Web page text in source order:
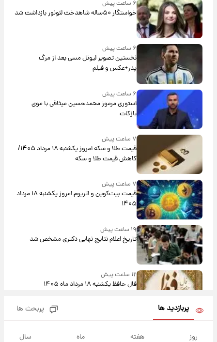
۶ ساعت پیش
خواستگار ۵۰ساله شاهدخت لئونور بازداشت شد
نخستین تصویر لیونل مسی بعد از مرگ
پدر+عکس و فیلم
۶ ساعت پیش
استوری مرموز محمدحسین میثاقی با موی
بازکات
قیمت طلا و سکه امروز یکشنبه ۱۸ مرداد ۱۴۰۵/
کاهش قیمت طلا و سکه
۷ ساعت پیش
قیمت بیت‌کوین و اتریوم امروز یکشنبه ۱۸ مرداد
۱۴۰۵
۱۹ ساعت پیش
تاریخ اعلام نتایج نهایی دکتری مشخص شد
۱۲ ساعت پیش
فال حافظ یکشنبه ۱۸ مرداد ماه ۱۴۰۵
پربازدید ها پربحث ها
روز هفته ماه سال